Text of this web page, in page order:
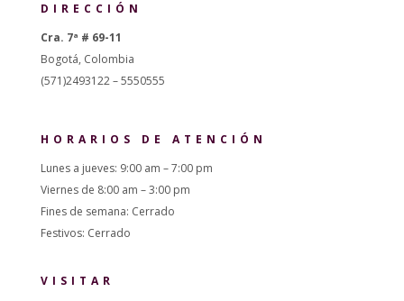
DIRECCIÓN
Cra. 7ª # 69-11
Bogotá, Colombia
(571)2493122 – 5550555
HORARIOS DE ATENCIÓN
Lunes a jueves: 9:00 am – 7:00 pm
Viernes de 8:00 am – 3:00 pm
Fines de semana: Cerrado
Festivos: Cerrado
VISITAR